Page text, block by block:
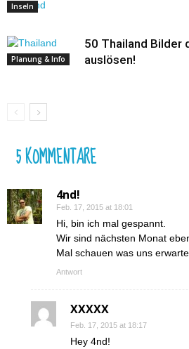
Inseln
Planung & Info
50 Thailand Bilder
auslösen!
5 KOMMENTARE
4nd!
Feb. 17, 2015 at 18:01
Hi, bin ich mal gespannt.
Wir sind nächsten Monat
Mal schauen was uns
Antwort
XXXXX
Feb. 17, 2015 at 18:17
Hey 4nd!